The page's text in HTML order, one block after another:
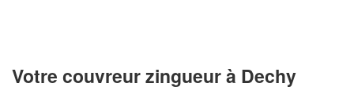
Votre couvreur zingueur à Dechy